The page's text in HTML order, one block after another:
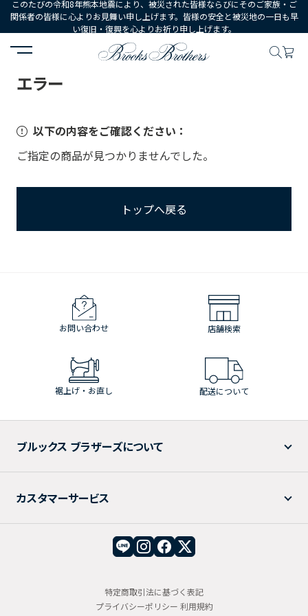
このたびの令和8年熊本地震により、被災された皆様ならびにそのご家族・ご
関係者の皆様に心よりお見舞い申し上げます。皆様の安全と被災地の一日も早
い復旧・復興を心よりお祈り申し上げます。
HOME
エラー
以下の内容をご確認ください：
ご指定の商品が見つかりませんでした。
トップへ戻る
お問い合わせ 店舗検索
裾上げ・お直し 配送について
ブルックス ブラザーズについて
カスタマーサービス
特定商取引法に基づく表記
プライバシーポリシー 利用規約